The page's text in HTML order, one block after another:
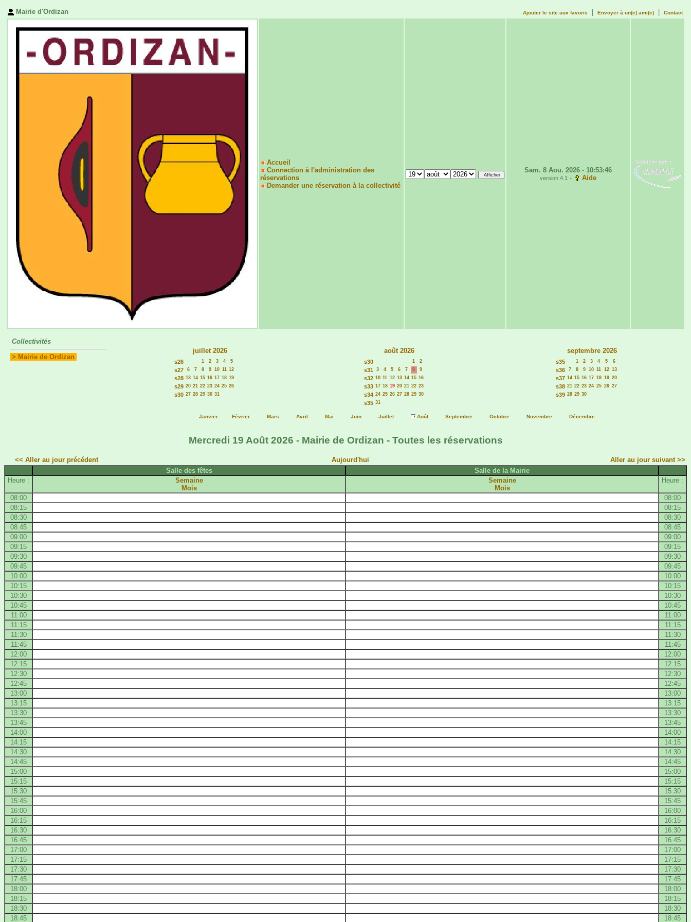
Mairie d'Ordizan Ajouter le site aux favoris Envoyer à un(e) ami(e) Contact
Accueil
Connection à l'administration des
réservations
Demander une réservation à la collectivité
Sam. 8 Aou. 2026 - 10:53:46
version 4.1 - Aide
Collectivités
> Mairie de Ordizan
juillet 2026
s26 1 2 3 4 5
s27 6 7 8 9 10 11 12
s28 13 14 15 16 17 18 19
s29 20 21 22 23 24 25 26
s30 27 28 29 30 31
août 2026
s30 1 2
s31 3 4 5 6 7 8 9
s32 10 11 12 13 14 15 16
s33 17 18 19 20 21 22 23
s34 24 25 26 27 28 29 30
s35 31
septembre 2026
s35 1 2 3 4 5 6
s36 7 8 9 10 11 12 13
s37 14 15 16 17 18 19 20
s38 21 22 23 24 25 26 27
s39 28 29 30
Janvier - Février - Mars - Avril - Mai - Juin - Juillet- Août- Septembre - Octobre - Novembre - Décembre
Mercredi 19 Août 2026 - Mairie de Ordizan - Toutes les réservations
<< Aller au jour précédent Aujourd'hui
Aller au jour suivant >>
Salle des fêtes
Salle de la Mairie
Heure :
Semaine
Mois
Semaine
Mois
Heure :
08:00
08:00
08:15
08:15
08:30
08:30
08:45
08:45
09:00
09:00
09:15
09:15
09:30
09:30
09:45
09:45
10:00
10:00
10:15
10:15
10:30
10:30
10:45
10:45
11:00
11:00
11:15
11:15
11:30
11:30
11:45
11:45
12:00
12:00
12:15
12:15
12:30
12:30
12:45
12:45
13:00
13:00
13:15
13:15
13:30
13:30
13:45
13:45
14:00
14:00
14:15
14:15
14:30
14:30
14:45
14:45
15:00
15:00
15:15
15:15
15:30
15:30
15:45
15:45
16:00
16:00
16:15
16:15
16:30
16:30
16:45
16:45
17:00
17:00
17:15
17:15
17:30
17:30
17:45
17:45
18:00
18:00
18:15
18:15
18:30
18:30
18:45
18:45